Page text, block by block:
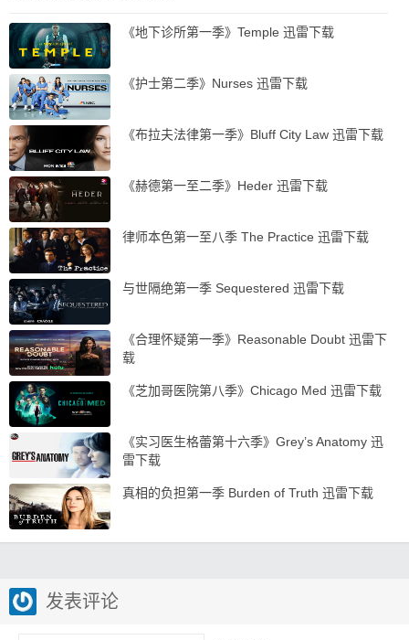
《地下诊所第一季》Temple 迅雷下载
《护士第二季》Nurses 迅雷下载
《布拉夫法律第一季》Bluff City Law 迅雷下载
《赫德第一至二季》Heder 迅雷下载
律师本色第一至八季 The Practice 迅雷下载
与世隔绝第一季 Sequestered 迅雷下载
《合理怀疑第一季》Reasonable Doubt 迅雷下
载
《芝加哥医院第八季》Chicago Med 迅雷下载
《实习医生格蕾第十六季》Grey’s Anatomy 迅
雷下载
真相的负担第一季 Burden of Truth 迅雷下载
发表评论